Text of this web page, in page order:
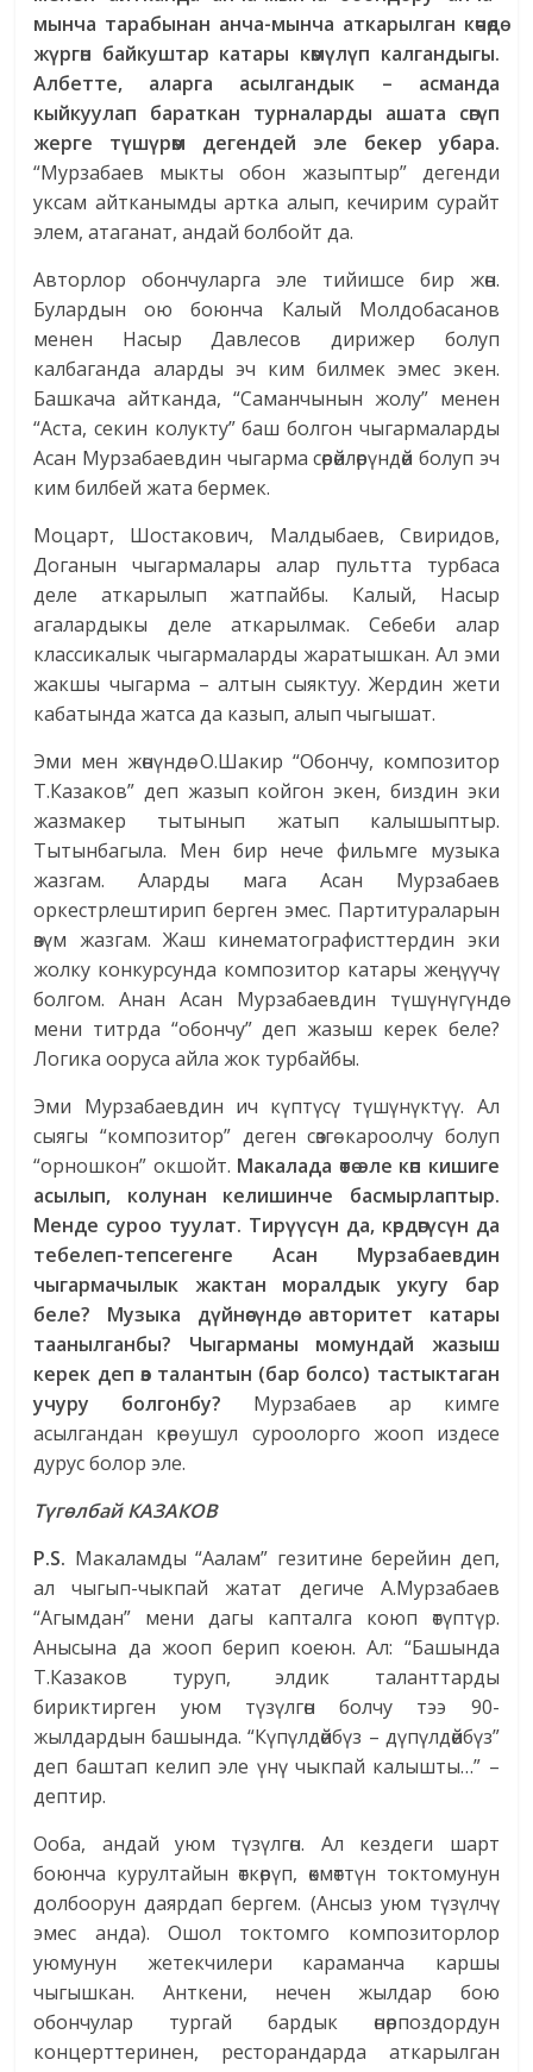
мынча тарабынан анча-мынча аткарылган көчөдө
жүргөн байкуштар катары көмүлүп калгандыгы.
Албетте, аларга асылгандык – асманда
кыйкуулап бараткан турналарды ашата сөгүп
жерге түшүрөм дегендей эле бекер убара.
“Мурзабаев мыкты обон жазыптыр” дегенди
уксам айтканымды артка алып, кечирим сурайт
элем, атаганат, андай болбойт да.
Авторлор обончуларга эле тийишсе бир жөн.
Булардын ою боюнча Калый Молдобасанов
менен Насыр Давлесов дирижер болуп
калбаганда аларды эч ким билмек эмес экен.
Башкача айтканда, “Саманчынын жолу” менен
“Аста, секин колукту” баш болгон чыгармаларды
Асан Мурзабаевдин чыгарма сөрөйлөрүндөй болуп эч
ким билбей жата бермек.
Моцарт, Шостакович, Малдыбаев, Свиридов,
Доганын чыгармалары алар пультта турбаса
деле аткарылып жатпайбы. Калый, Насыр
агалардыкы деле аткарылмак. Себеби алар
классикалык чыгармаларды жаратышкан. Ал эми
жакшы чыгарма – алтын сыяктуу. Жердин жети
кабатында жатса да казып, алып чыгышат.
Эми мен жөнүндө. О.Шакир “Обончу, композитор
Т.Казаков” деп жазып койгон экен, биздин эки
жазмакер тытынып жатып калышыптыр.
Тытынбагыла. Мен бир нече фильмге музыка
жазгам. Аларды мага Асан Мурзабаев
оркестрлештирип берген эмес. Партитураларын
өзүм жазгам. Жаш кинематографисттердин эки
жолку конкурсунда композитор катары жеңүүчү
болгом. Анан Асан Мурзабаевдин түшүнүгүндө
мени титрда “обончу” деп жазыш керек беле?
Логика ооруса айла жок турбайбы.
Эми Мурзабаевдин ич күптүсү түшүнүктүү. Ал
сыягы “композитор” деген сөзгө кароолчу болуп
“орношкон” окшойт. Макалада өтө эле көп кишиге
асылып, колунан келишинче басмырлаптыр.
Менде суроо туулат. Тирүүсүн да, көрдөгүсүн да
тебелеп-тепсегенге Асан Мурзабаевдин
чыгармачылык жактан моралдык укугу бар
беле? Музыка дүйнөсүндө авторитет катары
таанылганбы? Чыгарманы момундай жазыш
керек деп өз талантын (бар болсо) тастыктаган
учуру болгонбу? Мурзабаев ар кимге
асылгандан көрө ушул суроолорго жооп издесе
дурус болор эле.
Түгөлбай КАЗАКОВ
P.S. Макаламды “Аалам” гезитине берейин деп,
ал чыгып-чыкпай жатат дегиче А.Мурзабаев
“Агымдан” мени дагы капталга коюп өтүптүр.
Анысына да жооп берип коеюн. Ал: “Башында
Т.Казаков туруп, элдик таланттарды
бириктирген уюм түзүлгөн болчу тээ 90-
жылдардын башында. “Күпүлдөйбүз – дүпүлдөйбүз”
деп баштап келип эле үнү чыкпай калышты…” –
дептир.
Ооба, андай уюм түзүлгөн. Ал кездеги шарт
боюнча курултайын өткөрүп, өкмөттүн токтомунун
долбоорун даярдап бергем. (Ансыз уюм түзүлчү
эмес анда). Ошол токтомго композиторлор
уюмунун жетекчилери караманча каршы
чыгышкан. Анткени, нечен жылдар бою
обончулар тургай бардык өнөрпоздордун
концерттеринен, ресторандарда аткарылган